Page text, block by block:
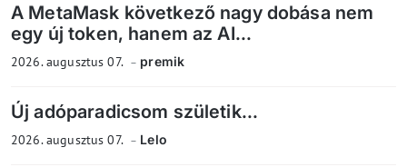
A MetaMask következő nagy dobása nem
egy új token, hanem az AI...
2026. augusztus 07. premik
Új adóparadicsom születik...
2026. augusztus 07. Lelo